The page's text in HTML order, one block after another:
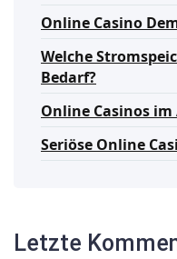
Online Casino
Welche
Bedarf?
Online Casinos
Seriöse Online
Letzte